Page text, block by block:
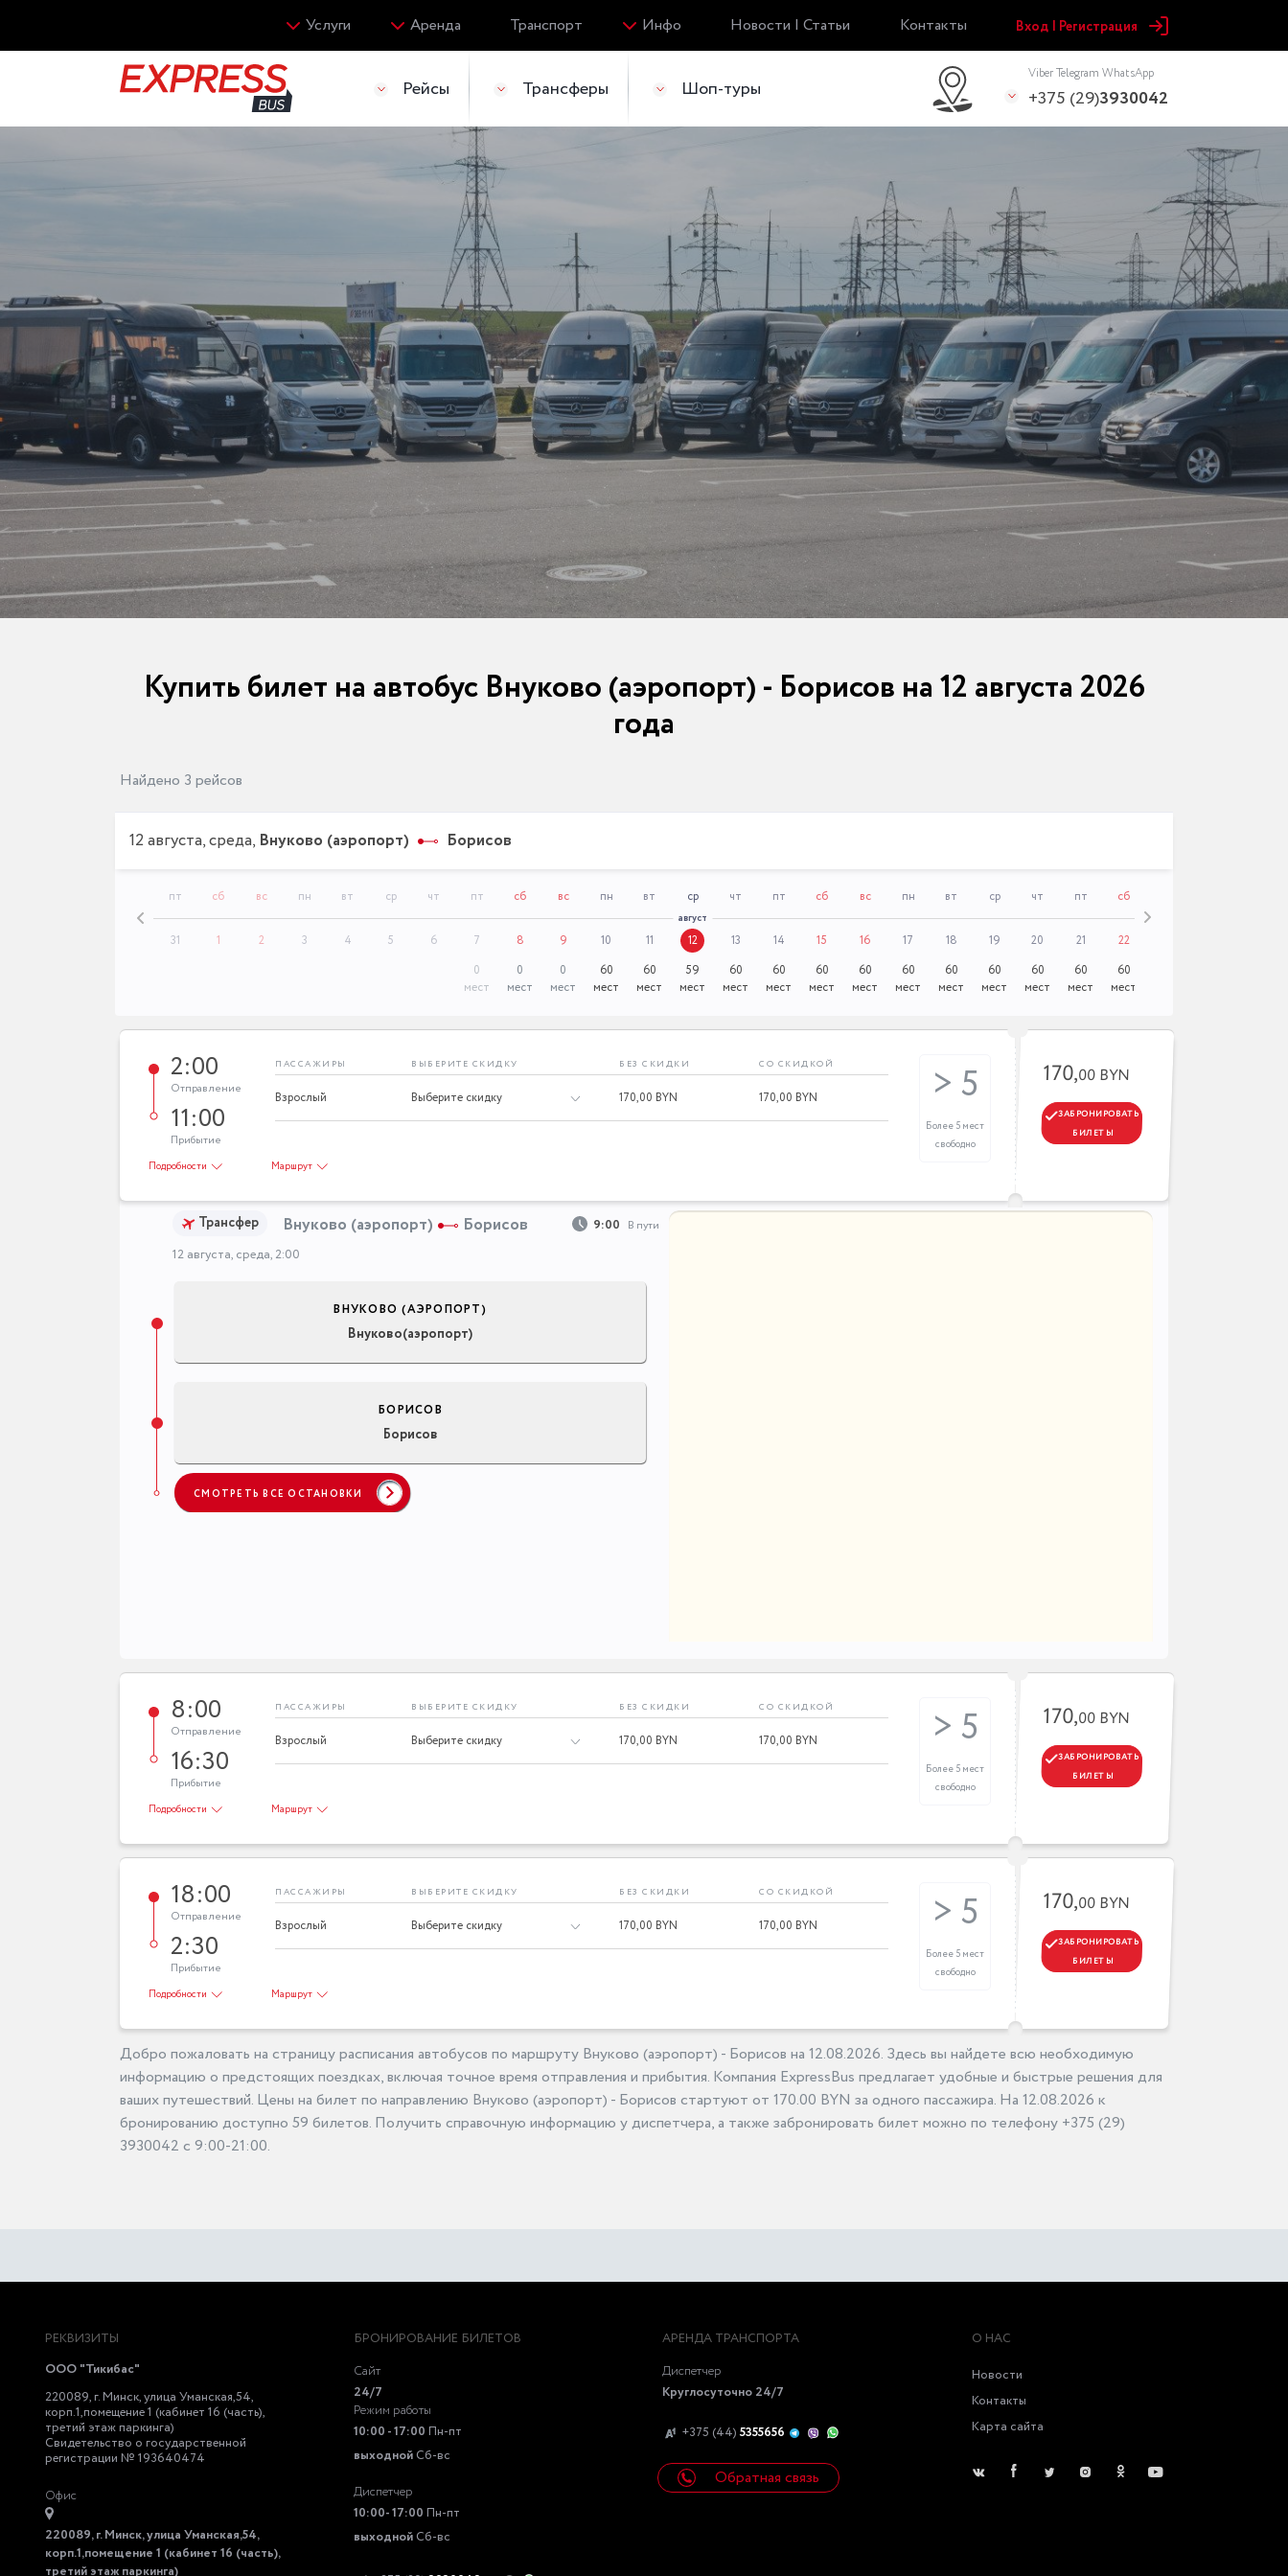
Услуги Аренда Транспорт Инфо Новости | Статьи Контакты Вход | Регистрация
Рейсы Трансферы Шоп-туры
Viber Telegram WhatsApp
+375 (29)3930042
Купить билет на автобус Внуково (аэропорт) - Борисов на 12 августа 2026
года
Найдено 3 рейсов
12 августа, среда, Внуково (аэропорт) Борисов
пт
31
сб
1
вс
2
пн
3
вт
4
ср
5
чт
6
пт
7
0
мест
сб
8
0
мест
вс
9
0
мест
пн
10
60
мест
вт
11
60
мест
ср
август
12
59
мест
чт
13
60
мест
пт
14
60
мест
сб
15
60
мест
вс
16
60
мест
пн
17
60
мест
вт
18
60
мест
ср
19
60
мест
чт
20
60
мест
пт
21
60
мест
сб
22
60
мест
Подробности Маршрут
2:00
Отправление
11:00
Прибытие
ПАССАЖИРЫ ВЫБЕРИТЕ СКИДКУ БЕЗ СКИДКИ СО СКИДКОЙ
Взрослый 170,00 BYN 170,00 BYN > 5
Более 5 мест
свободно
170,00 BYN
ЗАБРОНИРОВАТЬ
БИЛЕТЫ
Трансфер Внуково (аэропорт) Борисов
12 августа, среда, 2:00
9:00 В пути
ВНУКОВО (АЭРОПОРТ)
Внуково(аэропорт)
БОРИСОВ
Борисов
СМОТРЕТЬ ВСЕ ОСТАНОВКИ
Подробности Маршрут
8:00
Отправление
16:30
Прибытие
ПАССАЖИРЫ ВЫБЕРИТЕ СКИДКУ БЕЗ СКИДКИ СО СКИДКОЙ
Взрослый 170,00 BYN 170,00 BYN > 5
Более 5 мест
свободно
170,00 BYN
ЗАБРОНИРОВАТЬ
БИЛЕТЫ
Подробности Маршрут
18:00
Отправление
2:30
Прибытие
ПАССАЖИРЫ ВЫБЕРИТЕ СКИДКУ БЕЗ СКИДКИ СО СКИДКОЙ
Взрослый 170,00 BYN 170,00 BYN > 5
Более 5 мест
свободно
170,00 BYN
ЗАБРОНИРОВАТЬ
БИЛЕТЫ
Добро пожаловать на страницу расписания автобусов по маршруту Внуково (аэропорт) - Борисов на 12.08.2026. Здесь вы найдете всю необходимую
информацию о предстоящих поездках, включая точное время отправления и прибытия. Компания ExpressBus предлагает удобные и быстрые решения для
ваших путешествий. Цены на билет по направлению Внуково (аэропорт) - Борисов стартуют от 170.00 BYN за одного пассажира. На 12.08.2026 к
бронированию доступно 59 билетов. Получить справочную информацию у диспетчера, а также забронировать билет можно по телефону +375 (29)
3930042 с 9:00-21:00.
РЕКВИЗИТЫ
ООО "Тикибас"
220089, г. Минск, улица Уманская,54,
корп.1,помещение 1 (кабинет 16 (часть),
третий этаж паркинга)
Свидетельство о государственной
регистрации № 193640474
Офис
220089, г. Минск, улица Уманская,54,
корп.1,помещение 1 (кабинет 16 (часть),
третий этаж паркинга)
БРОНИРОВАНИЕ БИЛЕТОВ
Сайт
24/7
Режим работы
10:00 - 17:00 Пн-пт
выходной Сб-вс
Диспетчер
10:00- 17:00 Пн-пт
выходной Сб-вс
АРЕНДА ТРАНСПОРТА
Диспетчер
Круглосуточно 24/7
+375 (44) 5355656
Обратная связь
О НАС
Новости
Контакты
Карта сайта